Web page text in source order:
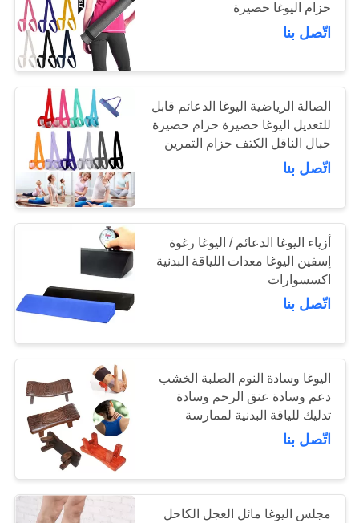
ملابس اليوغا للمرأة
15
اليوغا حصيرة تحمل
حقيبة
الدعائم اليوغا
15
حزام اليوغا حصيرة
اتّصل بنا
الصالة الرياضية اليوغا الدعائم قابل
للتعديل اليوغا حصيرة حزام حصيرة
حبال الناقل الكتف حزام التمرين
اتّصل بنا
أزياء اليوغا الدعائم / اليوغا رغوة
إسفين اليوغا معدات اللياقة البدنية
اكسسوارات
اتّصل بنا
اليوغا وسادة النوم الصلبة الخشب
دعم وسادة عنق الرحم وسادة
تدليك للياقة البدنية لممارسة
الرياضة
اتّصل بنا
مجلس اليوغا مائل العجل الكاحل